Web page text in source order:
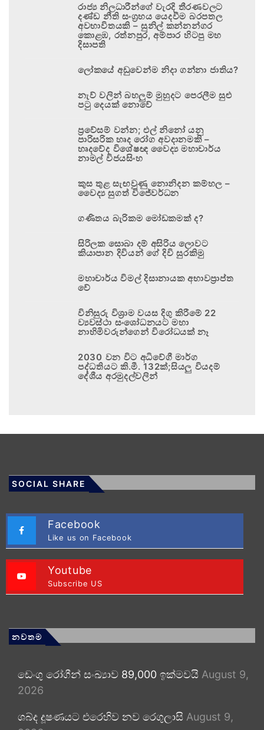
රාජ්‍ය නිලධාරීන්ගේ වැරදි තීරණවලට
දණ්ඩ නීති සංග්‍රහය යෙදවීම බරපතල
අවභාවිතයකි – සුනිල් කන්නන්ගර
කොළඹ, රත්නපුර, අම්පාර හිටපු මහ
දිසාපති
ලෝකයේ අඩුවෙන්ම නිදා ගන්නා ජාතිය?
නැව් වලින් බහලුම් මුහුදට පෙරලීම සුළු
පටු දෙයක් නොවේ
ප්‍රවේසම් වන්න; එල් නිනෝ යනු
පාරිසරික හෘද රෝග අවදානමකි –
හෘදවේද විශේෂඥ වෛද්‍ය මහාචාර්ය
නාමල් විජයසිංහ
කුස තුළ සැඟවුණු නොනිදන කම්හල –
වෛද්‍ය සුගත් විජේවර්ධන
ගණිතය බැරිකම මෝඩකමක් ද?
සිරිලක සොබා දම් අසිරිය ලොවට
කියාපාන දිවියන් ගේ දිවි සුරකිමු
මහාචාර්ය විමල් දිසානායක අභාවප්‍රාප්ත
වේ
විනිසුරු විශ්‍රාම වයස දිගු කිරීමේ 22
ව්‍යවස්ථා සංශෝධනයට මහා
නාහිමිවරුන්ගෙන් විරෝධයක් නෑ
2030 වන විට අධිවේගී මාර්ග
පද්ධතියට කි.මී. 132ක්;සියලු වියදම්
දේශීය අරමුදල්වලින්
SOCIAL SHARE
Facebook
Like us on Facebook
Youtube
Subscribe US
නවතම
ඩෙංගු රෝගීන් සංඛ්‍යාව 89,000 ඉක්මවයි August 9,
2026
ශබ්ද දූෂණයට එරෙහිව නව රෙගුලාසි August 9,